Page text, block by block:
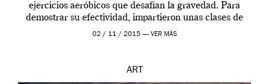
ejercicios aeróbicos que desafían la gravedad. Para
demostrar su efectividad, impartieron unas clases de
prueba en el Tate […]
02 / 11 / 2015 — VER MÁS
ART